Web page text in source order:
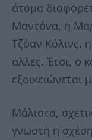
άτομα
Μαντόνα, η
Τζόαν Κόλινς,
άλλες. Έτσι, ο
εξοικειώνεται
Μάλιστα,
γνωστή η